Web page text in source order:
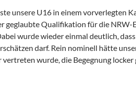
unsere U16 in einem vorverlegten
geglaubte Qualifikation für die NRW-
wurde wieder einmal deutlich,
darf. Rein nominell hätte
wurde, die Begegnung locker